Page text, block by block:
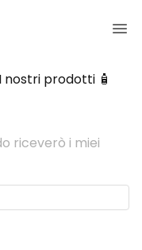
I nostri prodotti 🧴
riceverò i miei